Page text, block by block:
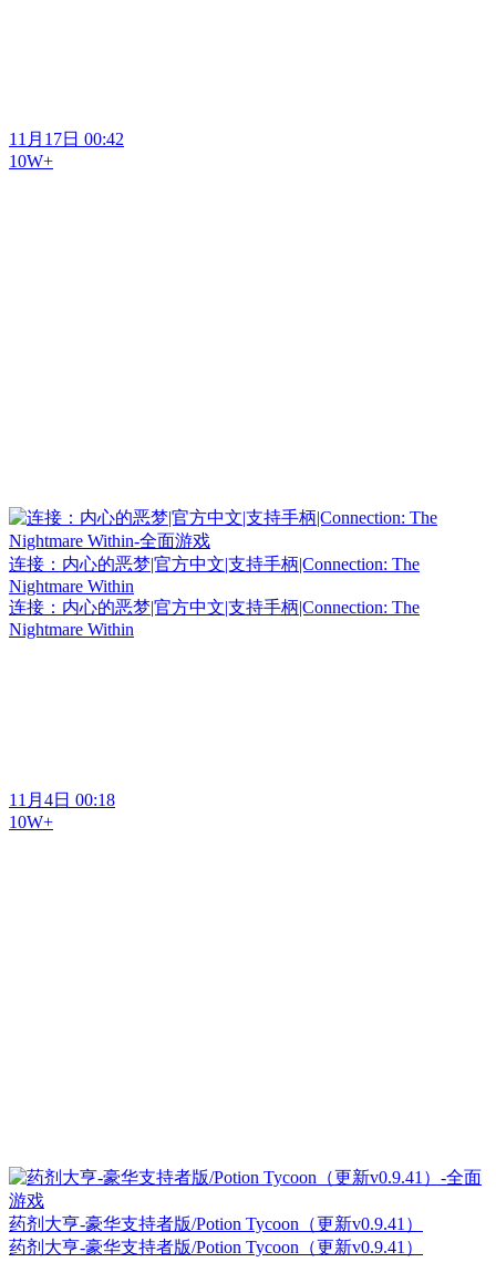
11月17日 00:42
10W+
连接：内心的恶梦|官方中文|支持手柄|Connection: The
Nightmare Within
连接：内心的恶梦|官方中文|支持手柄|Connection: The
Nightmare Within
11月4日 00:18
10W+
药剂大亨-豪华支持者版/Potion Tycoon（更新v0.9.41）
药剂大亨-豪华支持者版/Potion Tycoon（更新v0.9.41）